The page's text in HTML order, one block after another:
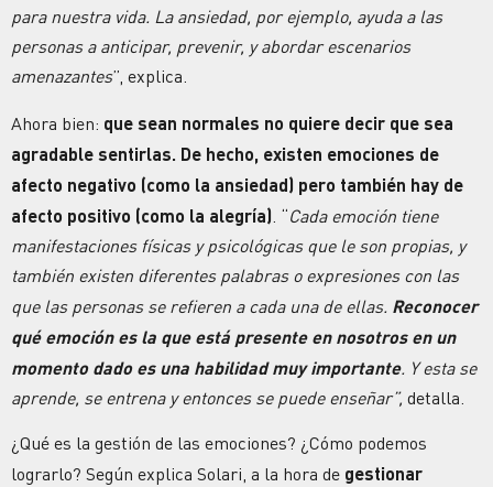
para nuestra vida. La ansiedad, por ejemplo, ayuda a las
personas a anticipar, prevenir, y abordar escenarios
amenazantes”, explica.
Ahora bien: que sean normales no quiere decir que sea
agradable sentirlas. De hecho, existen emociones de
afecto negativo (como la ansiedad) pero también hay de
afecto positivo (como la alegría) . “Cada emoción tiene
manifestaciones físicas y psicológicas que le son propias, y
también existen diferentes palabras o expresiones con las
que las personas se refieren a cada una de ellas. Reconocer
qué emoción es la que está presente en nosotros en un
momento dado es una habilidad muy importante. Y esta se
aprende, se entrena y entonces se puede enseñar”, detalla.
¿Qué es la gestión de las emociones? ¿Cómo podemos
lograrlo? Según explica Solari, a la hora de gestionar